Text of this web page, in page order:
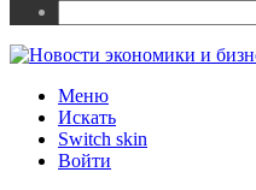
Меню
Искать
Switch skin
Войти